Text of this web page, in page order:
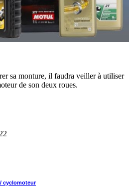
sa monture, il faudra veiller à utiliser
de son deux roues.
cyclomoteur